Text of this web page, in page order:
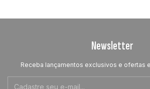
Newsletter
Receba lançamentos exclusivos e ofertas